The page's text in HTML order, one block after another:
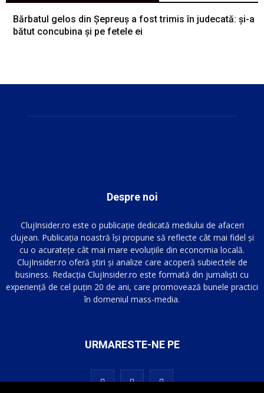
Bărbatul gelos din Șepreuș a fost trimis în judecată: și-a
bătut concubina și pe fetele ei
Despre noi
ClujInsider.ro este o publicație dedicată mediului de afaceri
clujean. Publicația noastră își propune să reflecte cât mai fidel și
cu o acuratețe cât mai mare evoluțiile din economia locală.
ClujInsider.ro oferă știri și analize care acoperă subiectele de
business. Redacția ClujInsider.ro este formată din jurnaliști cu
experiență de cel puțin 20 de ani, care promovează bunele practici
în domeniul mass-media.
URMARESTE-NE PE